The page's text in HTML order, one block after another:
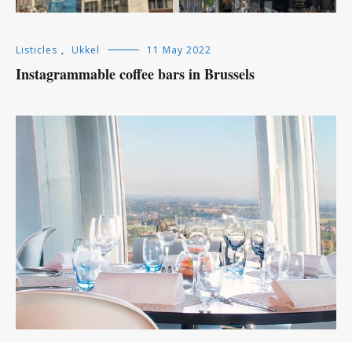
Listicles , Ukkel 11 May 2022
Instagrammable coffee bars in Brussels